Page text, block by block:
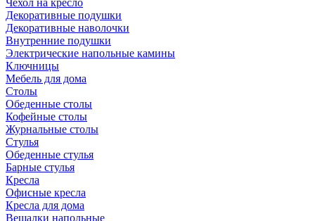
Чехол на кресло
Декоративные подушки
Декоративные наволочки
Внутренние подушки
Электрические напольные камины
Ключницы
Мебель для дома
Столы
Обеденные столы
Кофейные столы
Журнальные столы
Стулья
Обеденные стулья
Барные стулья
Кресла
Офисные кресла
Кресла для дома
Вешалки напольные